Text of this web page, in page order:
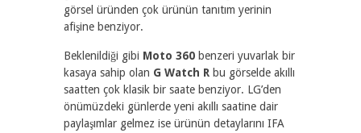
görsel üründen çok ürünün tanıtım yerinin
afişine benziyor.
Beklenildiği gibi Moto 360 benzeri yuvarlak bir
kasaya sahip olan G Watch R bu görselde akıllı
saatten çok klasik bir saate benziyor. LG’den
önümüzdeki günlerde yeni akıllı saatine dair
paylaşımlar gelmez ise ürünün detaylarını IFA